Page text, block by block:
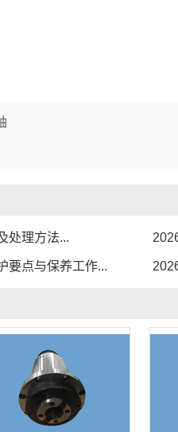
处理方法...
要点与保养工作...